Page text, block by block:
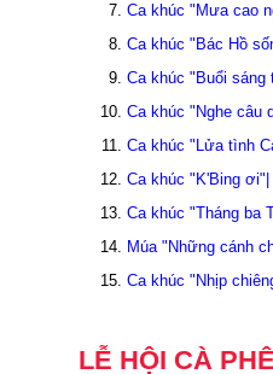
Ca khúc "Mưa cao
Ca khúc "Bác Hồ
Ca khúc "Buổi sáng
Ca khúc "Nghe câu
Ca khúc "Lửa tình
Ca khúc "K'Bing ơi"|
Ca khúc "Tháng ba
Múa "Những cánh
Ca khúc "Nhịp
LỄ HỘI CÀ